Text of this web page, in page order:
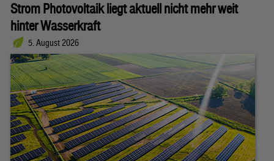
Strom Photovoltaik liegt aktuell nicht mehr weit
hinter Wasserkraft
5. August 2026